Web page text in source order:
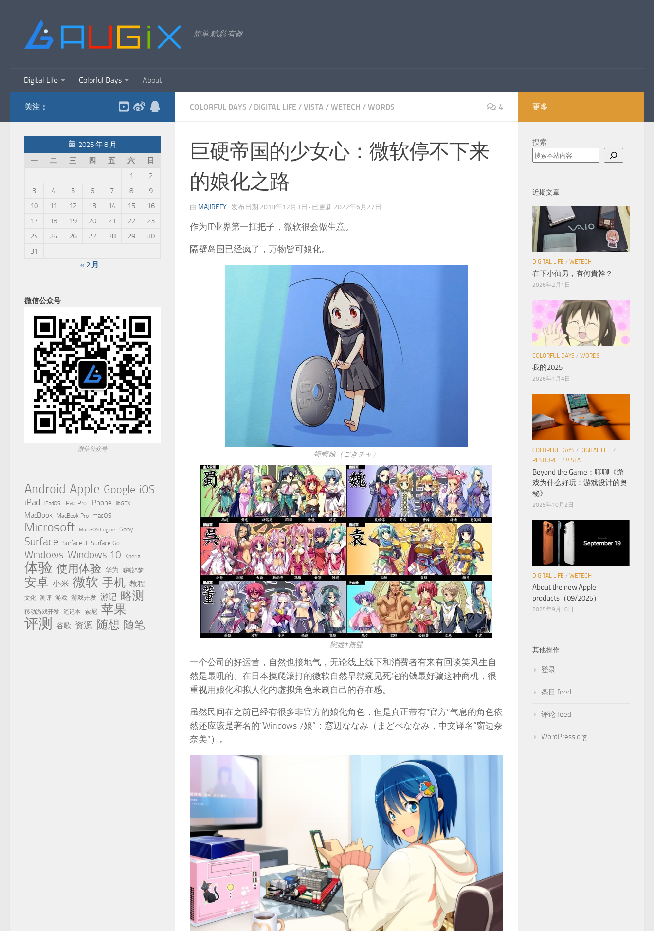
简单·精彩·有趣
Digital Life Colorful Days About
COLORFUL DAYS / DIGITAL LIFE / VISTA / WETECH / WORDS 4
巨硬帝国的少女心：微软停不下来
的娘化之路
由 MAJIREFY · 发布日期 2018年12月3日 · 已更新 2022年6月27日
作为IT业界第一扛把子，微软很会做生意。
隔壁岛国已经疯了，万物皆可娘化。
蟑螂娘（ごきチャ）
戀姬†無雙
一个公司的好运营，自然也接地气，无论线上线下和消费者有来有回谈笑风生自
然是最吼的。在日本摸爬滚打的微软自然早就窥见死宅的钱最好骗这种商机，很
重视用娘化和拟人化的虚拟角色来刷自己的存在感。
虽然民间在之前已经有很多非官方的娘化角色，但是真正带有“官方”气息的角色依
然还应该是著名的“Windows 7娘”：窓辺ななみ（まどべななみ，中文译名“窗边奈
奈美”）。
关注：
2026 年 8 月
一
二 三 四 五 六
日
1
2
3
4 5 6 7 8
9
10
11 12 13 14 15
16
17
18 19 20 21 22
23
24
25 26 27 28 29
30
31
« 2 月
微信公众号
微信公众号
Android Apple Google iOS
iPad iPadOS iPad Pro iPhone libGDX
MacBook MacBook Pro macOS
Microsoft Multi-OS Engine Sony
Surface Surface 3 Surface Go
Windows Windows 10 Xperia
体验 使用体验 华为 哆啦A梦
安卓 小米 微软 手机 教程
文化 测评 游戏 游戏开发 游记 略测
移动游戏开发 笔记本 索尼 苹果
评测 谷歌 资源 随想 随笔
更多
搜索
近期文章
DIGITAL LIFE / WETECH
在下小仙男，有何貴幹？
2026年2月1日
COLORFUL DAYS / WORDS
我的2025
2026年1月4日
COLORFUL DAYS / DIGITAL LIFE /
RESOURCE / VISTA
Beyond the Game：聊聊《游
戏为什么好玩：游戏设计的奥
秘》
2025年10月2日
DIGITAL LIFE / WETECH
About the new Apple
products（09/2025）
2025年9月10日
其他操作
登录
条目 feed
评论 feed
WordPress.org